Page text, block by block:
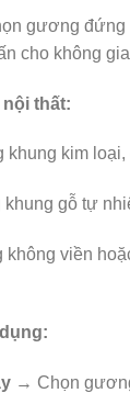
gương đứng
cho không
thất:
kim loại,
gỗ tự
viền
→ Chọn